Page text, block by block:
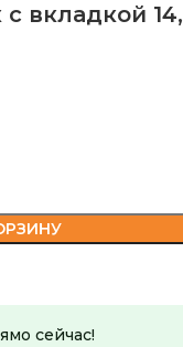
вкладкой
сейчас!